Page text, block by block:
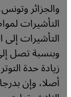
والجزائر
التأشيرات
التأشيرات
زيادة حدة
أصلا، وإن